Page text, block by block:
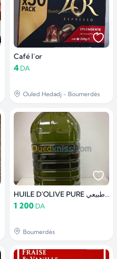
Café l’or
4 DA
Ouled Hedadj - Boumerdès
HUILE D'OLIVE PURE زيت زيتون 100% طبيعي
1 200 DA
Boumerdès